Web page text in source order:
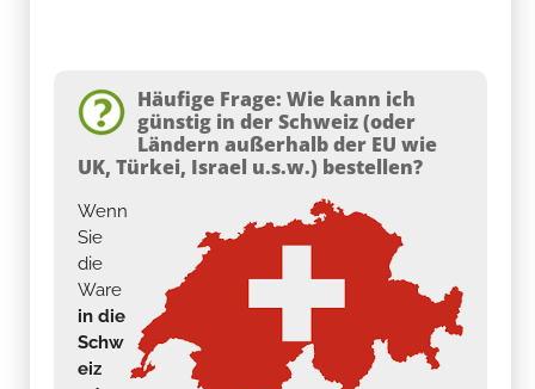
Häufige Frage: Wie kann ich
günstig in der Schweiz (oder
Ländern außerhalb der EU wie
UK, Türkei, Israel u.s.w.) bestellen?
Wenn
Sie
die
Ware
in die
Schw
eiz